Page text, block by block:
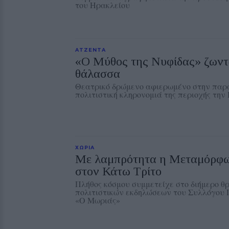
του Ηρακλείου
ΑΤΖΕΝΤΑ
«Ο Μύθος της Νυφίδας»
θάλασσα
Θεατρικό δρώμενο αφιερωμένο στην
πολιτιστική κληρονομιά της περιοχής
ΧΩΡΙΑ
Με λαμπρότητα η
στον Κάτω Τρίτο
Πλήθος κόσμου συμμετείχε στο διήμερο
πολιτιστικών εκδηλώσεων του
«Ο Μωριάς»